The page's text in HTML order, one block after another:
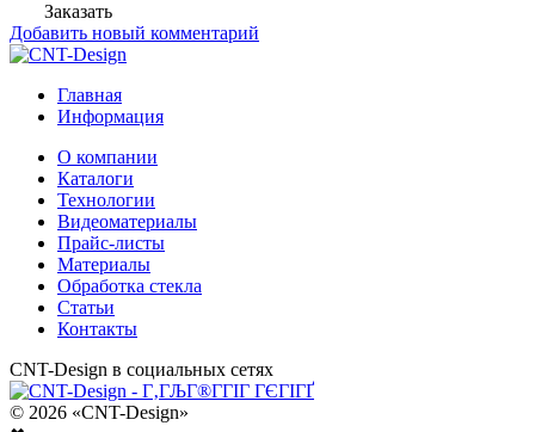
Заказать
Добавить новый комментарий
Главная
Информация
О компании
Каталоги
Технологии
Видеоматериалы
Прайс-листы
Материалы
Обработка стекла
Статьи
Контакты
CNT-Design в социальных сетях
© 2026 «CNT-Design»